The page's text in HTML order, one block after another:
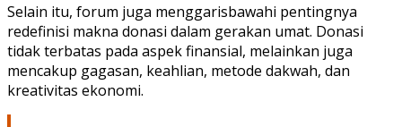
Selain itu, forum juga menggarisbawahi pentingnya
redefinisi makna donasi dalam gerakan umat. Donasi
tidak terbatas pada aspek finansial, melainkan juga
mencakup gagasan, keahlian, metode dakwah, dan
kreativitas ekonomi.